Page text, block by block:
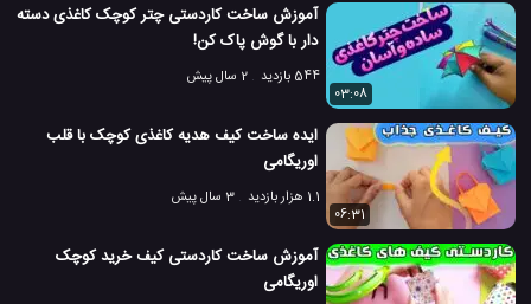
آموزش ساخت کاردستی چتر کوچک کاغذی دسته
دار با گوش پاک کن! ️
544 بازدید
2 سال پیش
03:08
ایده ساخت کیف هدیه کاغذی کوچک با قلب
اوریگامی
1.1 هزار بازدید
3 سال پیش
06:31
آموزش ساخت کاردستی کیف خرید کوچک
اوریگامی